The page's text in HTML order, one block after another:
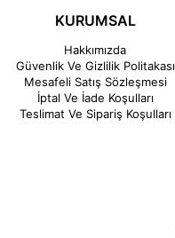
KURUMSAL
Hakkımızda
Güvenlik Ve Gizlilik Politakası
Mesafeli Satış Sözleşmesi
İptal Ve İade Koşulları
Teslimat Ve Sipariş Koşulları